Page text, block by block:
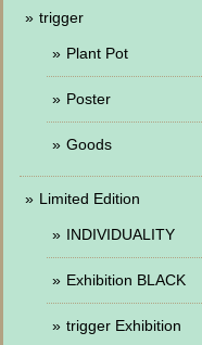
trigger
Plant Pot
Poster
Goods
Limited Edition
INDIVIDUALITY
Exhibition BLACK
trigger Exhibition